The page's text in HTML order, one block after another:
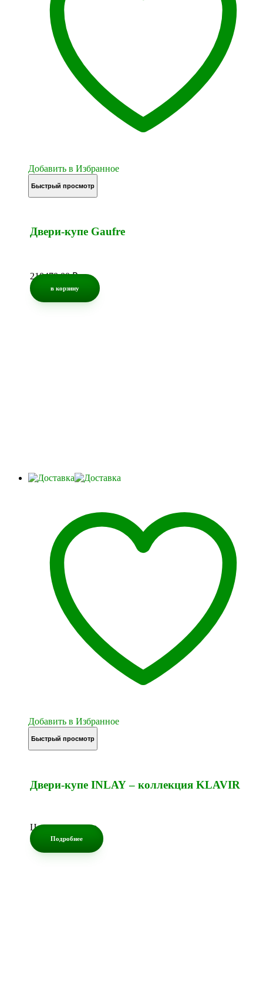
Добавить в Избранное
Быстрый просмотр
Двери-купе Gaufre
210470,00₽
в корзину
Добавить в Избранное
Быстрый просмотр
Двери-купе INLAY – коллекция KLAVIR
Цена по запросу
Подробнее